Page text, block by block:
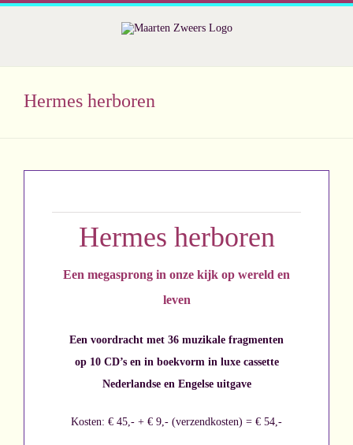
Hermes herboren
Hermes herboren
Een megasprong in onze kijk op wereld en
leven
Een voordracht met 36 muzikale fragmenten
op 10 CD’s en in boekvorm in luxe cassette
Nederlandse en Engelse uitgave
Kosten: € 45,- + € 9,- (verzendkosten) = € 54,-